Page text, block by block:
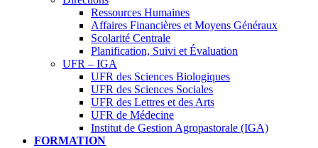
Ressources Humaines
Affaires Financières et Moyens Généraux
Scolarité Centrale
Planification, Suivi et Évaluation
UFR – IGA
UFR des Sciences Biologiques
UFR des Sciences Sociales
UFR des Lettres et des Arts
UFR de Médecine
Institut de Gestion Agropastorale (IGA)
FORMATION